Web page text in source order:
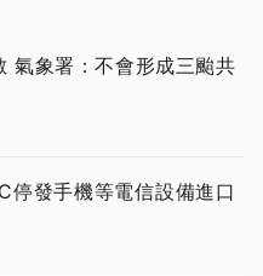
氣象署：不會形成三颱共
停發手機等電信設備進口